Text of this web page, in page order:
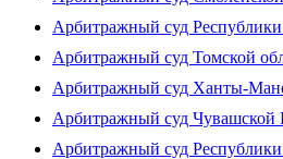
Арбитражный суд Республики
Арбитражный суд Томской
Арбитражный суд Ханты-
Арбитражный суд Чувашской
Арбитражный суд